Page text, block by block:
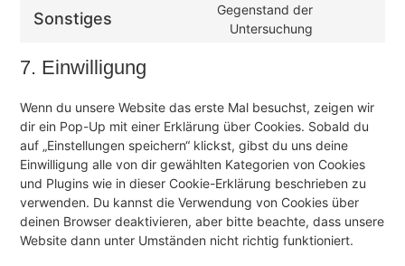
Sonstiges
Gegenstand der
Untersuchung
7. Einwilligung
Wenn du unsere Website das erste Mal besuchst, zeigen wir
dir ein Pop-Up mit einer Erklärung über Cookies. Sobald du
auf „Einstellungen speichern“ klickst, gibst du uns deine
Einwilligung alle von dir gewählten Kategorien von Cookies
und Plugins wie in dieser Cookie-Erklärung beschrieben zu
verwenden. Du kannst die Verwendung von Cookies über
deinen Browser deaktivieren, aber bitte beachte, dass unsere
Website dann unter Umständen nicht richtig funktioniert.